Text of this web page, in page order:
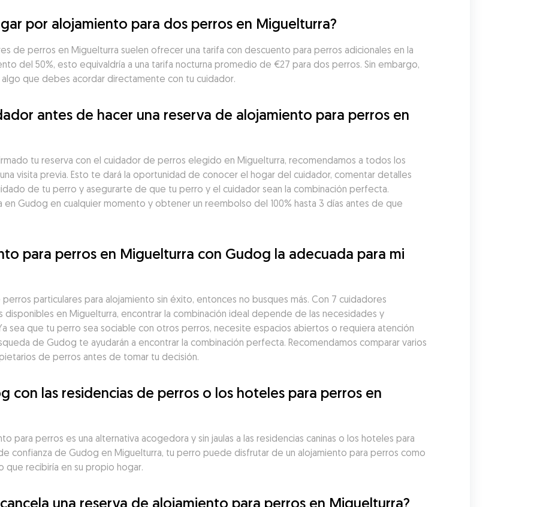
por alojamiento para dos perros en Miguelturra?
de perros en Miguelturra suelen ofrecer una tarifa con descuento para perros adicionales en la
del 50%, esto equivaldría a una tarifa nocturna promedio de €27 para dos perros. Sin embargo,
que debes acordar directamente con tu cuidador.
antes de hacer una reserva de alojamiento para perros en
tu reserva con el cuidador de perros elegido en Miguelturra, recomendamos a todos los
visita previa. Esto te dará la oportunidad de conocer el hogar del cuidador, comentar detalles
de tu perro y asegurarte de que tu perro y el cuidador sean la combinación perfecta.
en Gudog en cualquier momento y obtener un reembolso del 100% hasta 3 días antes de que
para perros en Miguelturra con Gudog la adecuada para mi
particulares para alojamiento sin éxito, entonces no busques más. Con 7 cuidadores
en Miguelturra, encontrar la combinación ideal depende de las necesidades y
sea que tu perro sea sociable con otros perros, necesite espacios abiertos o requiera atención
de Gudog te ayudarán a encontrar la combinación perfecta. Recomendamos comparar varios
de perros antes de tomar tu decisión.
con las residencias de perros o los hoteles para perros en
para perros es una alternativa acogedora y sin jaulas a las residencias caninas o los hoteles para
confianza de Gudog en Miguelturra, tu perro puede disfrutar de un alojamiento para perros como
que recibiría en su propio hogar.
una reserva de alojamiento para perros en Miguelturra?